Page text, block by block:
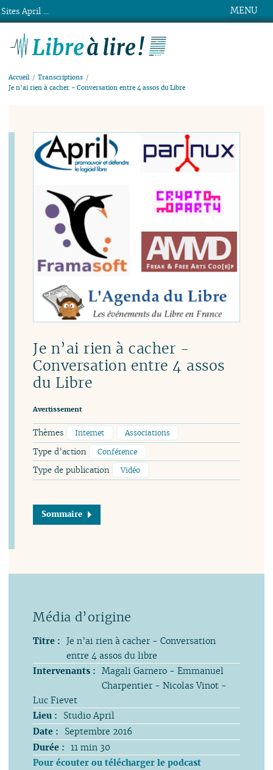
MENU
Accueil
Transcriptions
Je n’ai rien à cacher - Conversation entre 4 assos du Libre
Je n’ai rien à cacher -
Conversation entre 4 assos
du Libre
Avertissement
Thèmes Internet Associations
Type d’action Conférence
Type de publication Vidéo
Sommaire
Titre : Je n’ai rien à cacher - Conversation
entre 4 assos du libre
Intervenants : Magali Garnero - Emmanuel
Charpentier - Nicolas Vinot -
Luc Fievet
Lieu :
Studio April
Date :
Septembre 2016
Durée : 11 min 30
Pour écouter ou télécharger le podcast
Sites April ...